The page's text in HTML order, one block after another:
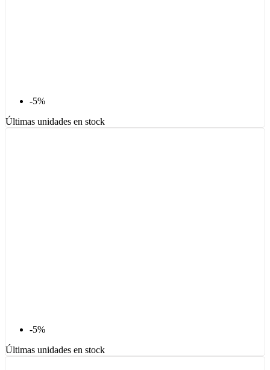
-5%
Últimas unidades en stock
-5%
Últimas unidades en stock